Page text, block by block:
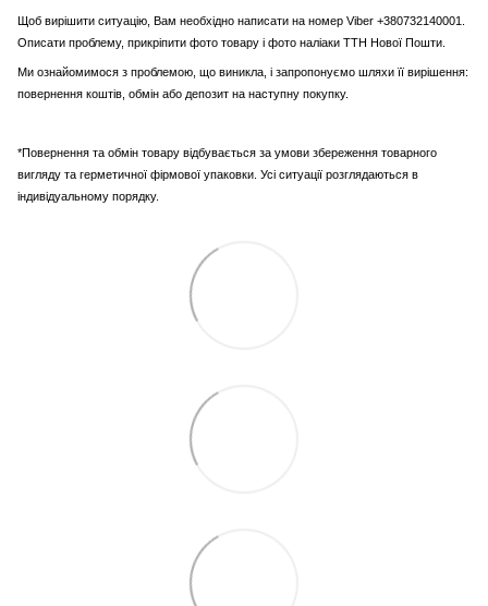
Щоб вирішити ситуацію, Вам необхідно написати на номер Viber +380732140001.
Описати проблему, прикріпити фото товару і фото наліаки ТТН Нової Пошти.
Ми ознайомимося з проблемою, що виникла, і запропонуємо шляхи її вирішення:
повернення коштів, обмін або депозит на наступну покупку.
*Повернення та обмін товару відбувається за умови збереження товарного
вигляду та герметичної фірмової упаковки. Усі ситуації розглядаються в
індивідуальному порядку.